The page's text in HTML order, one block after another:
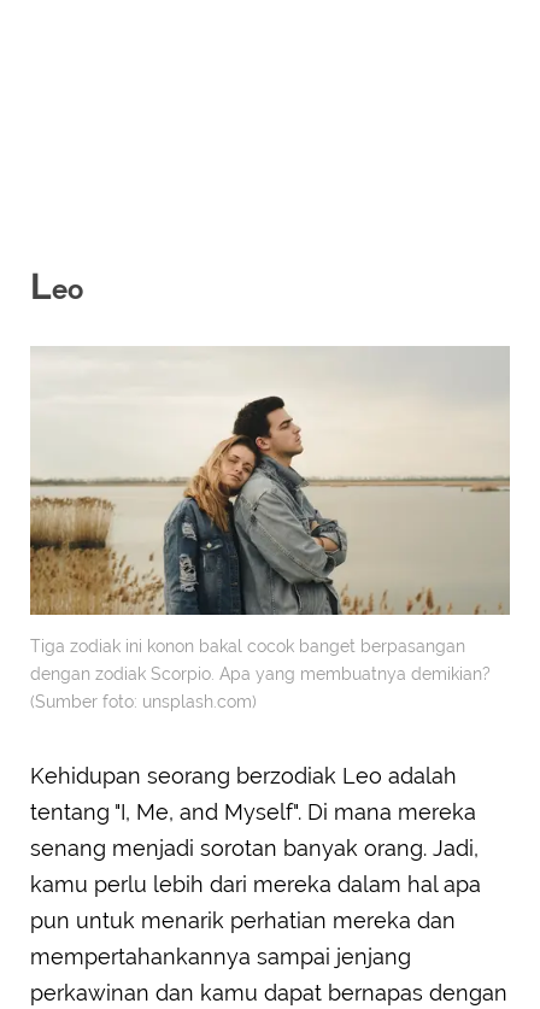
Leo
Tiga zodiak ini konon bakal cocok banget berpasangan
dengan zodiak Scorpio. Apa yang membuatnya demikian?
(Sumber foto: unsplash.com)
Kehidupan seorang berzodiak Leo adalah
tentang "I, Me, and Myself". Di mana mereka
senang menjadi sorotan banyak orang. Jadi,
kamu perlu lebih dari mereka dalam hal apa
pun untuk menarik perhatian mereka dan
mempertahankannya sampai jenjang
perkawinan dan kamu dapat bernapas dengan